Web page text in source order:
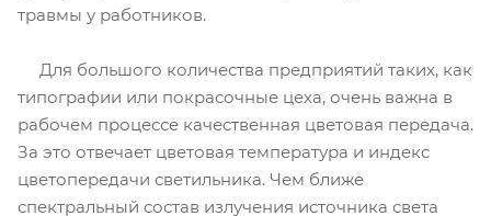
травмы у работников.
Для большого количества предприятий таких, как
типографии или покрасочные цеха, очень важна в
рабочем процессе качественная цветовая передача.
За это отвечает цветовая температура и индекс
цветопередачи светильника. Чем ближе
спектральный состав излучения источника света